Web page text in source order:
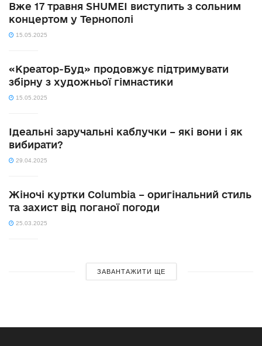
Вже 17 травня SHUMEI виступить з сольним
концертом у Тернополі
15.05.2025
«Креатор-Буд» продовжує підтримувати
збірну з художньої гімнастики
15.05.2025
Ідеальні заручальні каблучки – які вони і як
вибирати?
29.04.2025
Жіночі куртки Columbia – оригінальний стиль
та захист від поганої погоди
25.03.2025
ЗАВАНТАЖИТИ ЩЕ